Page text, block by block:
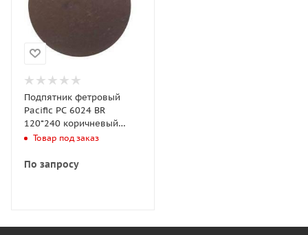
Подпятник фетровый
Pacific PC 6024 BR
120*240 коричневый
(лист/50/600)
Товар под заказ
По запросу